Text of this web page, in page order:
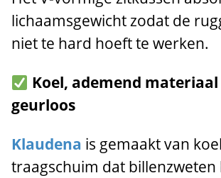
lichaamsgewicht zodat de
niet te hard hoeft te werken.
Koel, ademend materiaal
geurloos
Klaudena is gemaakt van
traagschuim dat billenzweten